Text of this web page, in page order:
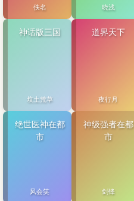
佚名 晓浅
神话版三国
坟土荒草
道界天下
夜行月
绝世医神在都
市
风会笑
神级强者在都
市
剑锋